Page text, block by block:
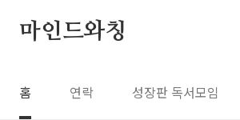
마인드와칭
홈 연락 성장판 독서모임